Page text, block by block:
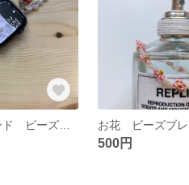
お花 ビーズブレ
500円